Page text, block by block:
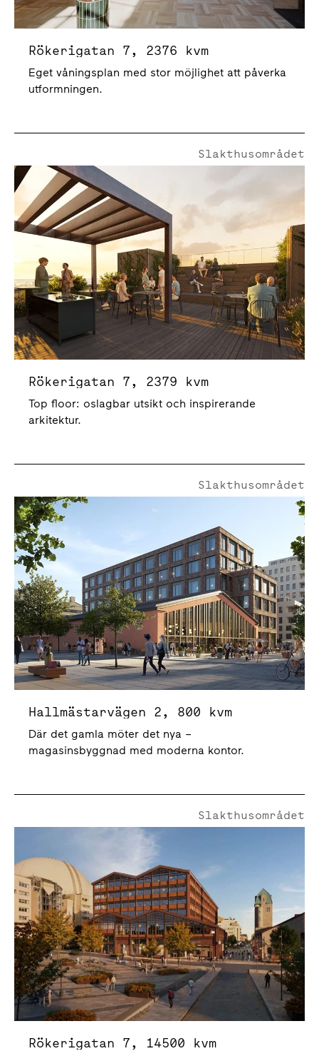
Rökerigatan 7, 2376 kvm
Eget våningsplan med stor möjlighet att påverka
utformningen.
Rökerigatan 7
Slakthusområdet
Rökerigatan 7, 2379 kvm
Top floor: oslagbar utsikt och inspirerande
arkitektur.
Hallmästarvägen 2
Slakthusområdet
Hallmästarvägen 2, 800 kvm
Där det gamla möter det nya –
magasinsbyggnad med moderna kontor.
Slakthusområdet
Rökerigatan 7, 14500 kvm